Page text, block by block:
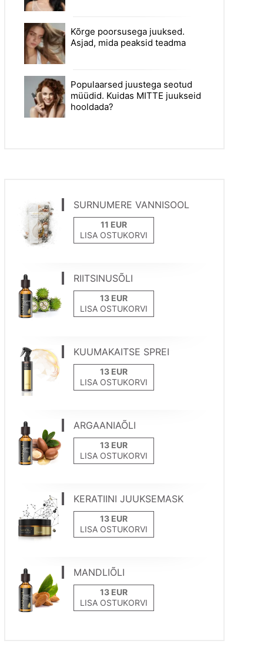
Kõrge poorsusega juuksed.
Asjad, mida peaksid teadma
Populaarsed juustega seotud
müüdid. Kuidas MITTE juukseid
hooldada?
SURNUMERE VANNISOOL
LISA OSTUKORVI
RIITSINUSÕLI
LISA OSTUKORVI
KUUMAKAITSE SPREI
LISA OSTUKORVI
ARGAANIAÕLI
LISA OSTUKORVI
KERATIINI JUUKSEMASK
LISA OSTUKORVI
MANDLIÕLI
LISA OSTUKORVI